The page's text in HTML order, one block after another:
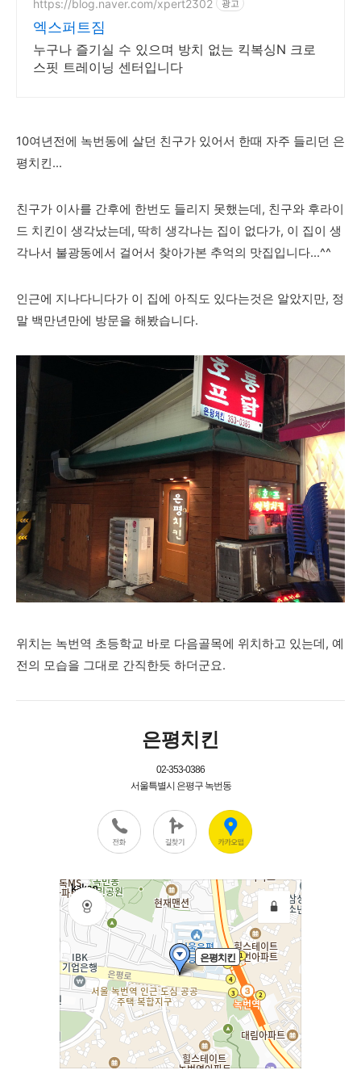
https://blog.naver.com/xpert2302 광고
엑스퍼트짐
누구나 즐기실 수 있으며 방치 없는 킥복싱N 크로
스핏 트레이닝 센터입니다
10여년전에 녹번동에 살던 친구가 있어서 한때 자주 들리던 은
평치킨...
친구가 이사를 간후에 한번도 들리지 못했는데, 친구와 후라이
드 치킨이 생각났는데, 딱히 생각나는 집이 없다가, 이 집이 생
각나서 불광동에서 걸어서 찾아가본 추억의 맛집입니다...^^
인근에 지나다니다가 이 집에 아직도 있다는것은 알았지만, 정
말 백만년만에 방문을 해봤습니다.
위치는 녹번역 초등학교 바로 다음골목에 위치하고 있는데, 예
전의 모습을 그대로 간직한듯 하더군요.